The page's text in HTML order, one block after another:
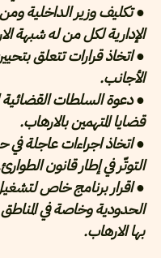
● تكليف وزير الداخلية ومن
الإدارية لكل من له شبهة
● اتخاذ قرارات تتعلق
الأجانب.
● دعوة السلطات القضائية
قضايا المتهمين بالارهاب.
● اتخاذ اجراءات عاجلة في
التوتّر في إطار قانون
● اقرار برنامج خاص
الحدودية وخاصة في
بها الارهاب.